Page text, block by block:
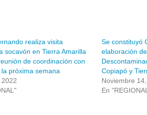
realiza visita
socavón en Tierra Amarilla
de coordinación con
próxima semana
Se constituyó
elaboración
Copiapó y
Noviembre
En